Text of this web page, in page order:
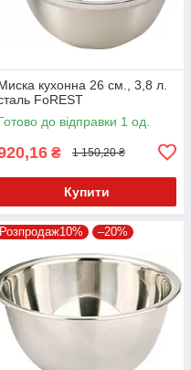
кухонна 26 см., 3,8 л.
FoREST
до відправки 1 од.
₴ 1 150,20 ₴
Купити
Розпродаж10% –20%